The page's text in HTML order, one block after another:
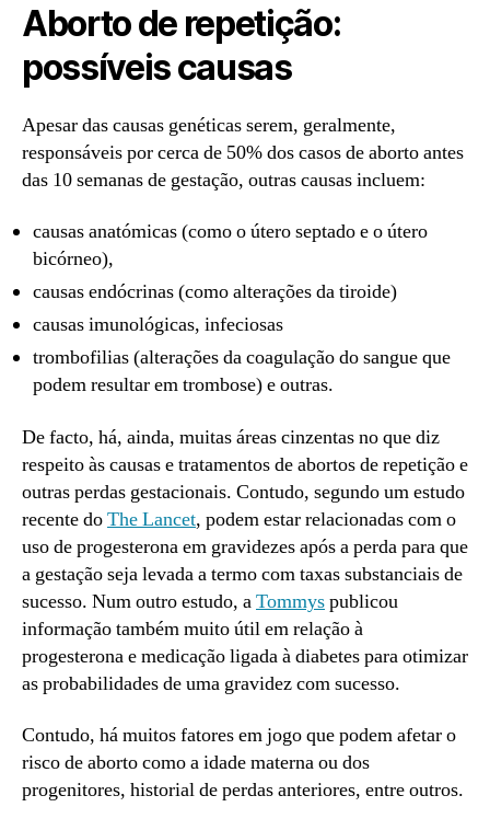
Aborto de repetição:
possíveis causas
Apesar das causas genéticas serem, geralmente,
responsáveis por cerca de 50% dos casos de aborto antes
das 10 semanas de gestação, outras causas incluem:
causas anatómicas (como o útero septado e o útero
bicórneo),
causas endócrinas (como alterações da tiroide)
causas imunológicas, infeciosas
trombofilias (alterações da coagulação do sangue que
podem resultar em trombose) e outras.
De facto, há, ainda, muitas áreas cinzentas no que diz
respeito às causas e tratamentos de abortos de repetição e
outras perdas gestacionais. Contudo, segundo um estudo
recente doThe Lancet, podem estar relacionadas com o
uso de progesterona em gravidezes após a perda para que
a gestação seja levada a termo com taxas substanciais de
sucesso. Num outro estudo, aTommyspublicou
informação também muito útil em relação à
progesterona e medicação ligada à diabetes para otimizar
as probabilidades de uma gravidez com sucesso.
Contudo, há muitos fatores em jogo que podem afetar o
risco de aborto como a idade materna ou dos
progenitores, historial de perdas anteriores, entre outros.